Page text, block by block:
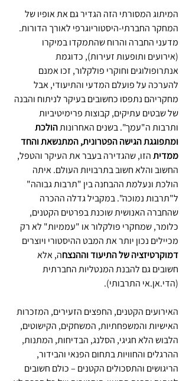
המיתוג המסורתי הזה הגדיר גם את אופיו של
המחקר החברתי-היסטוריוגרפי לאורך הדורות.
מדעני החברה והרוח שהתמקדו במיקרו
(אירועים ותופעות זעירות), כדוגמת
אנתרופולוגים וחוקרי פולקלור, זכו אמנם
להערכה על פועלם המדעי והתיעודי, אבל
מחקריהם נתפסו כחשובים בעיקר לניתוח והבנה
של שבטים עתיקים, קבוצות פרימיטיביות
ותרבות ה"עמך". בשנים האחרונות הולכת
ומתפוגגת הגישה הפטרונית, המתנשאת והחד
ממדית הזו, שהגדירה בעבר את העיקר והטפל,
החשוב והלא חשוב בתרבויות העולם. איתה
הולכת ונעלמת ההבחנה בין "תרבות גבוהה"
ל"תרבות נמוכה". במקביל גדלה ההכרה
שהחברה האנושית שוכנת בפרטים הקטנים,
כלומר, שמחקרי פולקלור או "עממיות" לא רק
מכיילים נכון יותר את המבט ההיסטורי ויוצרים
דמוקרטיזציה של התיעוד וההנצחה, אלא
חשובים גם להבנת המנטליות החברתית
(הדי.אן.אי התרבותי).
האירועים הקטנים, החפצים הזעירים, המזכרות
האישיות והמשפחתיות, המשחקים, הקישוטים,
הלבוש הלא חגיגי, הסלנג, הבדיחות, המתנות,
ההרגלים והחוויות בתחום הפנאי והבידור,
הריגושים והתסכולים הקטנים – כולם חשובים